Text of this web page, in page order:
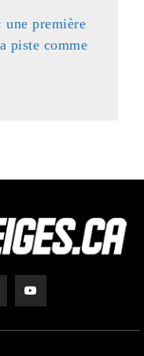
une première
piste comme